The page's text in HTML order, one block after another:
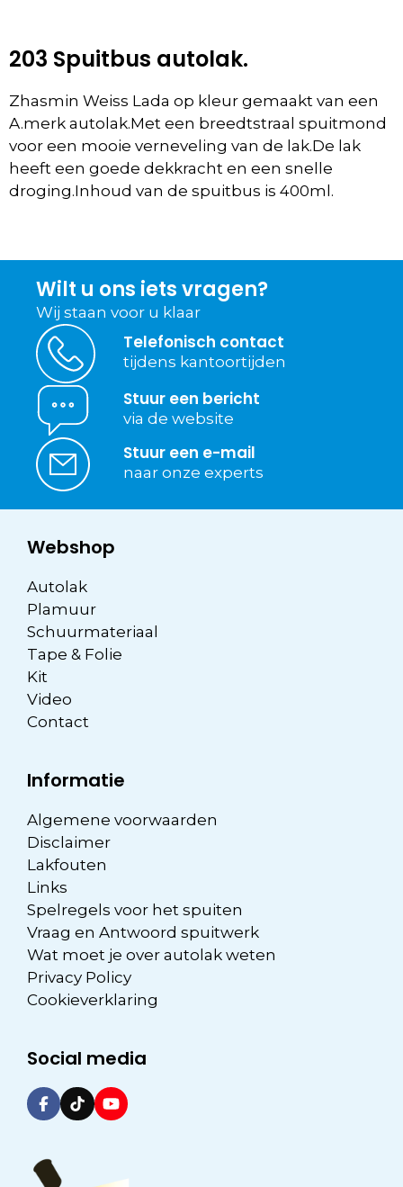
203 Spuitbus autolak.
Zhasmin Weiss Lada op kleur gemaakt van een
A.merk autolak.Met een breedtstraal spuitmond
voor een mooie verneveling van de lak.De lak
heeft een goede dekkracht en een snelle
droging.Inhoud van de spuitbus is 400ml.
Wilt u ons iets vragen?
Wij staan voor u klaar
Telefonisch contact
tijdens kantoortijden
Stuur een bericht
via de website
Stuur een e-mail
naar onze experts
Webshop
Autolak
Plamuur
Schuurmateriaal
Tape & Folie
Kit
Video
Contact
Informatie
Algemene voorwaarden
Disclaimer
Lakfouten
Links
Spelregels voor het spuiten
Vraag en Antwoord spuitwerk
Wat moet je over autolak weten
Privacy Policy
Cookieverklaring
Social media